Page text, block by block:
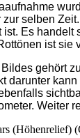
selben
Es
ist
gehört
darunter
Weiter